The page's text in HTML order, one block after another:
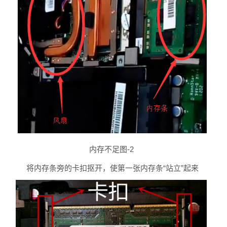
内存不足图-2
将内存条旁的卡扣抠开，使第一张内存条“站立”起来